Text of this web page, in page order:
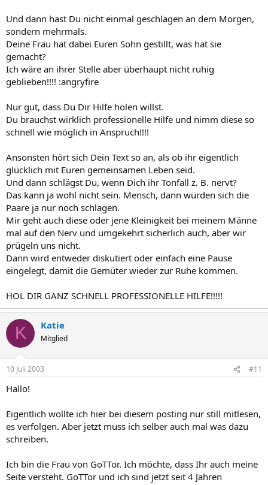
Und dann hast Du nicht einmal geschlagen an dem Morgen,
sondern mehrmals.
Deine Frau hat dabei Euren Sohn gestillt, was hat sie
gemacht?
Ich wäre an ihrer Stelle aber überhaupt nicht ruhig
geblieben!!!! :angryfire
Nur gut, dass Du Dir Hilfe holen willst.
Du brauchst wirklich professionelle Hilfe und nimm diese so
schnell wie möglich in Anspruch!!!!
Ansonsten hört sich Dein Text so an, als ob ihr eigentlich
glücklich mit Euren gemeinsamen Leben seid.
Und dann schlägst Du, wenn Dich ihr Tonfall z. B. nervt?
Das kann ja wohl nicht sein. Mensch, dann würden sich die
Paare ja nur noch schlagen.
Mir geht auch diese oder jene Kleinigkeit bei meinem Männe
mal auf den Nerv und umgekehrt sicherlich auch, aber wir
prügeln uns nicht.
Dann wird entweder diskutiert oder einfach eine Pause
eingelegt, damit die Gemüter wieder zur Ruhe kommen.
HOL DIR GANZ SCHNELL PROFESSIONELLE HILFE!!!!!
K Katie
Mitglied
10 Juli 2003 #11
Hallo!
Eigentlich wollte ich hier bei diesem posting nur still mitlesen,
es verfolgen. Aber jetzt muss ich selber auch mal was dazu
schreiben.
Ich bin die Frau von GoTTor. Ich möchte, dass Ihr auch meine
Seite versteht. GoTTor und ich sind jetzt seit 4 Jahren